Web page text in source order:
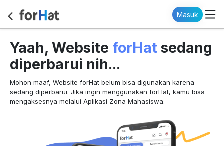
Masuk
Yaah, Website forHat sedang
diperbarui nih...
Mohon maaf, Website forHat belum bisa digunakan karena
sedang diperbarui. Jika ingin menggunakan forHat, kamu bisa
mengaksesnya melalui Aplikasi Zona Mahasiswa.